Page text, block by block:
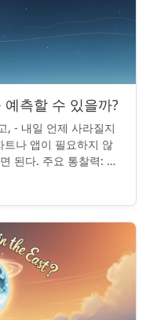
측할 수 있을까?
, - 내일 언제 사라질지
트나 앱이 필요하지 않
된다. 주요 통찰력: 오